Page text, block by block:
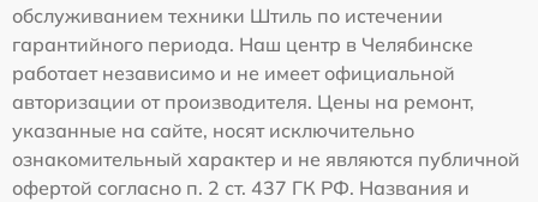
обслуживанием техники Штиль по истечении
гарантийного периода. Наш центр в Челябинске
работает независимо и не имеет официальной
авторизации от производителя. Цены на ремонт,
указанные на сайте, носят исключительно
ознакомительный характер и не являются публичной
офертой согласно п. 2 ст. 437 ГК РФ. Названия и